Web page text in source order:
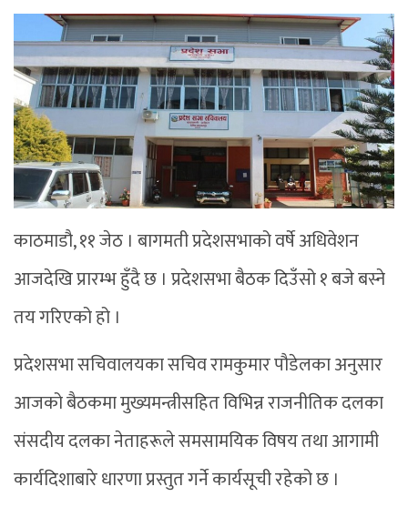
काठमाडौ, ११ जेठ । बागमती प्रदेशसभाको वर्षे अधिवेशन
आजदेखि प्रारम्भ हुँदै छ । प्रदेशसभा बैठक दिउँसो १ बजे बस्ने
तय गरिएको हो ।
प्रदेशसभा सचिवालयका सचिव रामकुमार पौडेलका अनुसार
आजको बैठकमा मुख्यमन्त्रीसहित विभिन्न राजनीतिक दलका
संसदीय दलका नेताहरूले समसामयिक विषय तथा आगामी
कार्यदिशाबारे धारणा प्रस्तुत गर्ने कार्यसूची रहेको छ ।